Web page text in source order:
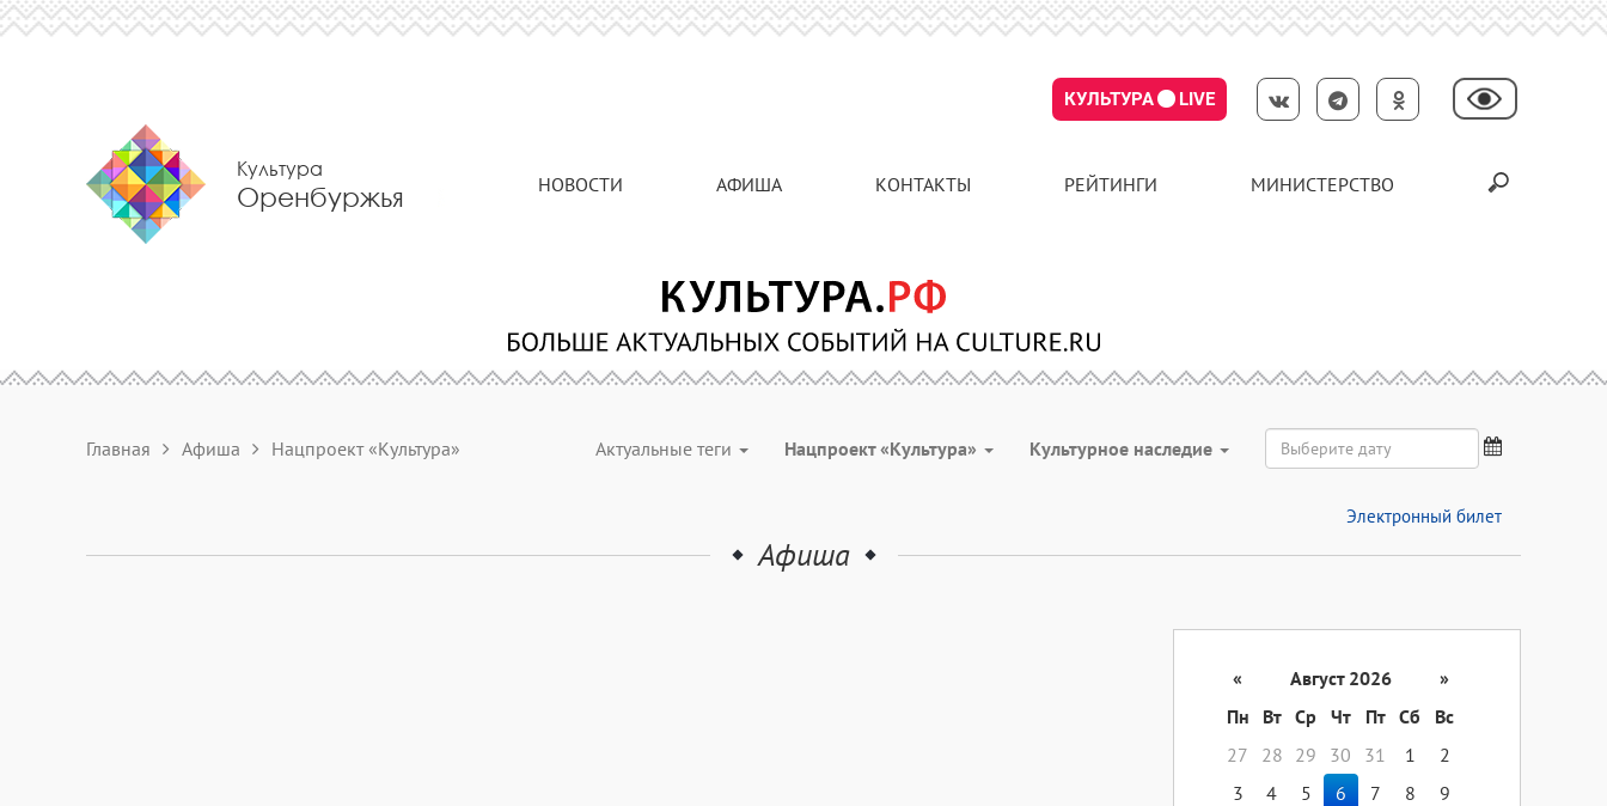
КУЛЬТУРА LIVE
Культура
Оренбуржья НОВОСТИ АФИША КОНТАКТЫ РЕЙТИНГИ МИНИСТЕРСТВО
Главная Афиша Нацпроект «Культура» Актуальные теги Нацпроект «Культура» Культурное наследие
Электронный билет
Афиша
« Август 2026
»
Пн
Вт Ср Чт Пт Сб
Вс
27
28 29 30 31 1
2
3
4 5 6 7 8
9